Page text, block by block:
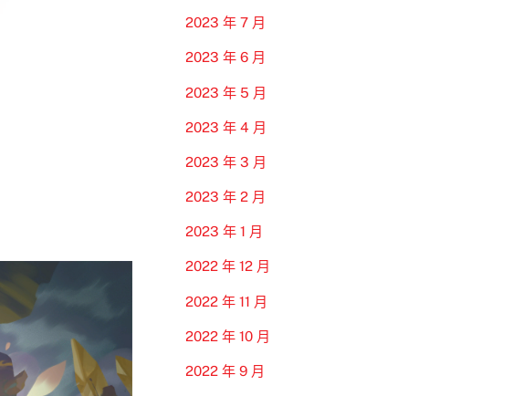
2023 年 7 月
2023 年 6 月
2023 年 5 月
2023 年 4 月
2023 年 3 月
2023 年 2 月
2023 年 1 月
2022 年 12 月
2022 年 11 月
2022 年 10 月
2022 年 9 月